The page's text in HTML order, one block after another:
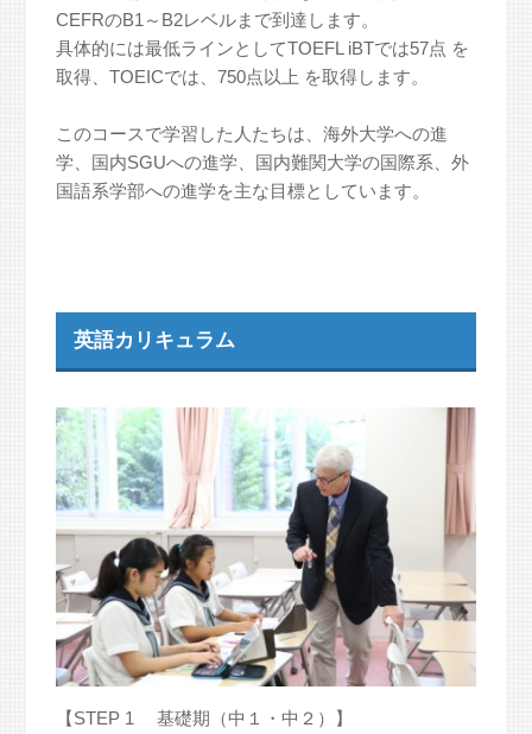
CEFRのB1～B2レベルまで到達します。
具体的には最低ラインとしてTOEFL iBTでは57点 を
取得、TOEICでは、750点以上 を取得します。
このコースで学習した人たちは、海外大学への進
学、国内SGUへの進学、国内難関大学の国際系、外
国語系学部への進学を主な目標としています。
英語カリキュラム
【STEP 1 基礎期（中１・中２）】